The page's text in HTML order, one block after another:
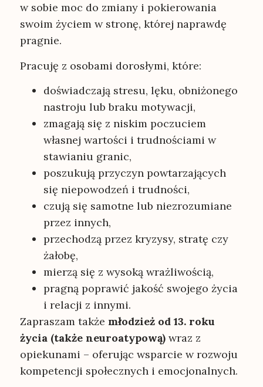
w sobie moc do zmiany i pokierowania
swoim życiem w stronę, której naprawdę
pragnie.
Pracuję z osobami dorosłymi, które:
doświadczają stresu, lęku, obniżonego
nastroju lub braku motywacji,
zmagają się z niskim poczuciem
własnej wartości i trudnościami w
stawianiu granic,
poszukują przyczyn powtarzających
się niepowodzeń i trudności,
czują się samotne lub niezrozumiane
przez innych,
przechodzą przez kryzysy, stratę czy
żałobę,
mierzą się z wysoką wrażliwością,
pragną poprawić jakość swojego życia
i relacji z innymi.
Zapraszam także młodzież od 13. roku
życia (także neuroatypową)wraz z
opiekunami – oferując wsparcie w rozwoju
kompetencji społecznych i emocjonalnych.